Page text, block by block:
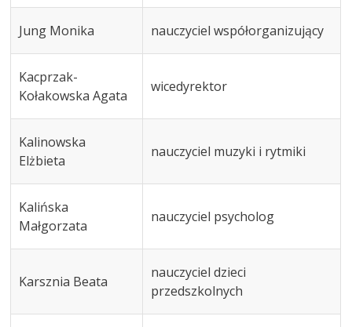
Jung Monika nauczyciel współorganizujący
Kacprzak-
Kołakowska Agata
wicedyrektor
Kalinowska
Elżbieta
nauczyciel muzyki i rytmiki
Kalińska
Małgorzata
nauczyciel psycholog
Karsznia Beata
nauczyciel dzieci
przedszkolnych